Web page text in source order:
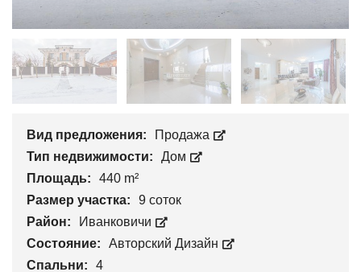
Вид предложения:
Продажа
Тип недвижимости:
Дом
Площадь:
440 m²
Размер участка:
9 соток
Район:
Иванковичи
Состояние:
Авторский Дизайн
Спальни:
4